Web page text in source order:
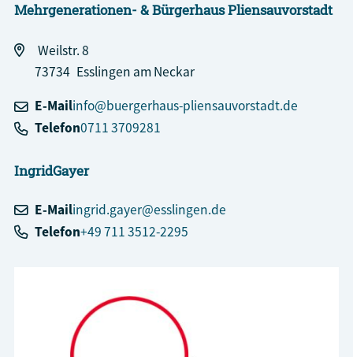
Mehrgenerationen- & Bürgerhaus Pliensauvorstadt
Weilstr. 8
73734 Esslingen am Neckar
E-Mailinfo@buergerhaus-pliensauvorstadt.de
Telefon0711 3709281
IngridGayer
E-Mailingrid.gayer@esslingen.de
Telefon+49 711 3512-2295